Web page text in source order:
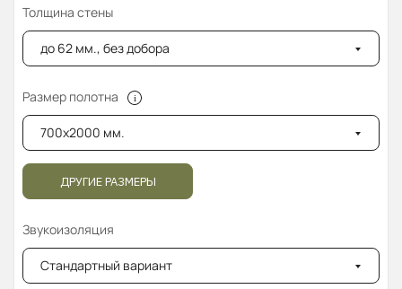
Толщина стены
до 62 мм., без добора
Размер полотна
700x2000 мм.
ДРУГИЕ РАЗМЕРЫ
Звукоизоляция
Стандартный вариант